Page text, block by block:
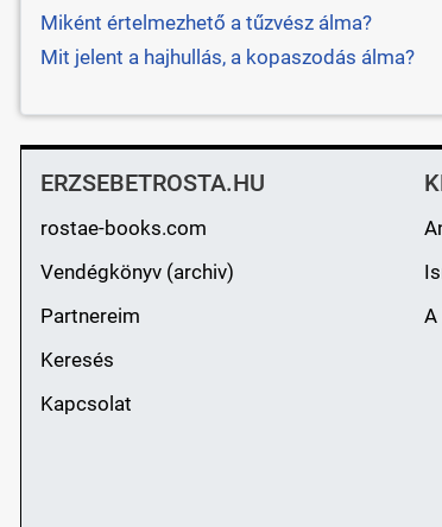
Miként értelmezhető a tűzvész álma?
Mit jelent a hajhullás, a kopaszodás álma?
ERZSEBETROSTA.HU
rostae-books.com
Vendégkönyv (archiv)
Partnereim
Keresés
Kapcsolat
A